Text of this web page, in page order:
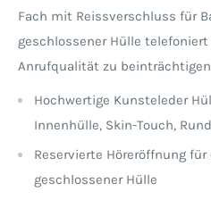
Fach mit Reissverschluss für
geschlossener Hülle
Anrufqualität zu
Hochwertige Kunsteleder
Innenhülle, Skin-Touch,
Reservierte Höreröffnung für
geschlossener Hülle